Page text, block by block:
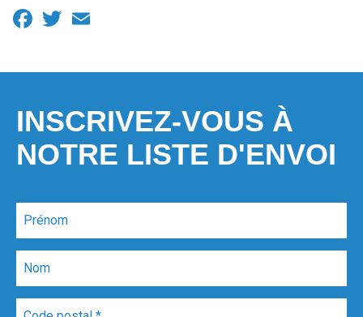
Facebook
Twitter
INSCRIVEZ-VOUS À
NOTRE LISTE D'ENVOI